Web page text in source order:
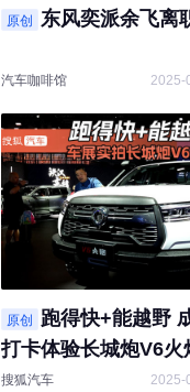
原创 东风奕派余飞离
汽车咖啡馆 2025-
原创
跑得快+能越野
打卡体验长城炮V6火
搜狐汽车 2025-